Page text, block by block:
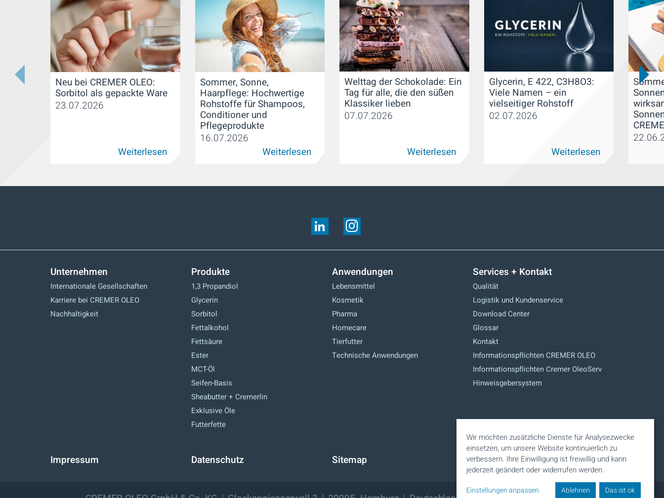
Neu bei CREMER OLEO:
Sorbitol als gepackte Ware
23.07.2026
Weiterlesen
Sommer, Sonne,
Haarpflege: Hochwertige
Rohstoffe für Shampoos,
Conditioner und
Pflegeprodukte
16.07.2026
Weiterlesen
Welttag der Schokolade: Ein
Tag für alle, die den süßen
Klassiker lieben
07.07.2026
Weiterlesen
Glycerin, E 422, C3H8O3:
Viele Namen – ein
vielseitiger Rohstoff
02.07.2026
Weiterlesen
Unternehmen
Internationale Gesellschaften
Karriere bei CREMER OLEO
Nachhaltigkeit
Produkte
1,3 Propandiol
Glycerin
Sorbitol
Fettalkohol
Fettsäure
Ester
MCT-Öl
Seifen-Basis
Sheabutter + Cremerlin
Exklusive Öle
Futterfette
Anwendungen
Lebensmittel
Kosmetik
Pharma
Homecare
Tierfutter
Technische Anwendungen
Services + Kontakt
Qualität
Logistik und Kundenservice
Download Center
Glossar
Kontakt
Informationspflichten CREMER OLEO
Informationspflichten Cremer OleoServ
Hinweisgebersystem
Impressum Datenschutz Sitemap
Wir möchten zusätzliche Dienste für Analysezwecke
einsetzen, um unsere Website kontinuierlich zu
verbessern. Ihre Einwilligung ist freiwillig und kann
jederzeit geändert oder widerrufen werden.
Einstellungen anpassen Ablehnen Das ist ok